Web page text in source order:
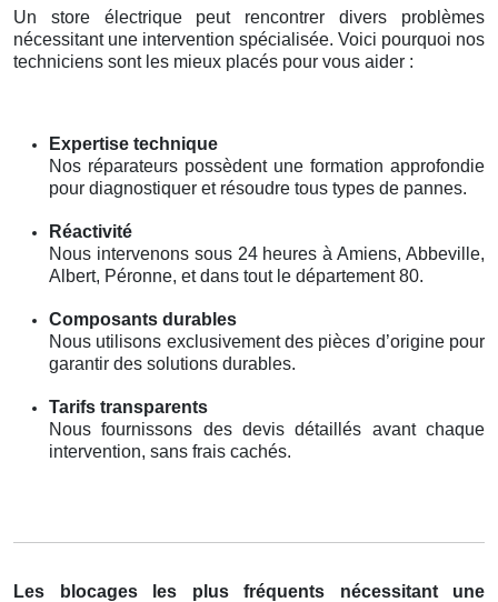
Un store électrique peut rencontrer divers problèmes
nécessitant une intervention spécialisée. Voici pourquoi nos
techniciens sont les mieux placés pour vous aider :
Expertise technique
Nos réparateurs possèdent une formation approfondie
pour diagnostiquer et résoudre tous types de pannes.
Réactivité
Nous intervenons sous 24 heures à Amiens, Abbeville,
Albert, Péronne, et dans tout le département 80.
Composants durables
Nous utilisons exclusivement des pièces d’origine pour
garantir des solutions durables.
Tarifs transparents
Nous fournissons des devis détaillés avant chaque
intervention, sans frais cachés.
Les blocages les plus fréquents nécessitant une